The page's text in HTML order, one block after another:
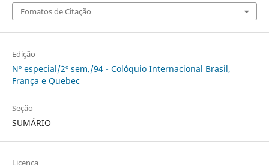
Fomatos de Citação
Edição
Nº especial/2º sem./94 - Colóquio Internacional Brasil,
França e Quebec
Seção
SUMÁRIO
Licença